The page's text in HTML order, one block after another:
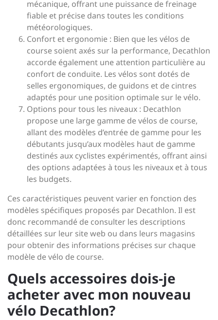
mécanique, offrant une puissance de freinage
fiable et précise dans toutes les conditions
météorologiques.
Confort et ergonomie : Bien que les vélos de
course soient axés sur la performance, Decathlon
accorde également une attention particulière au
confort de conduite. Les vélos sont dotés de
selles ergonomiques, de guidons et de cintres
adaptés pour une position optimale sur le vélo.
Options pour tous les niveaux : Decathlon
propose une large gamme de vélos de course,
allant des modèles d’entrée de gamme pour les
débutants jusqu’aux modèles haut de gamme
destinés aux cyclistes expérimentés, offrant ainsi
des options adaptées à tous les niveaux et à tous
les budgets.
Ces caractéristiques peuvent varier en fonction des
modèles spécifiques proposés par Decathlon. Il est
donc recommandé de consulter les descriptions
détaillées sur leur site web ou dans leurs magasins
pour obtenir des informations précises sur chaque
modèle de vélo de course.
Quels accessoires dois-je
acheter avec mon nouveau
vélo Decathlon?